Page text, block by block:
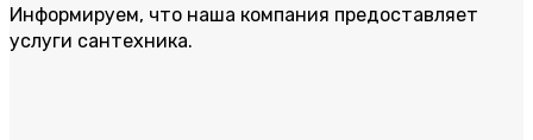
Информируем, что наша компания предоставляет
услуги сантехника.